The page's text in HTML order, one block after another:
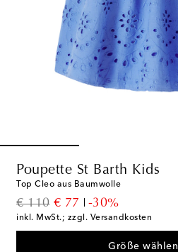
Poupette St Barth Kids
Top Cleo aus Baumwolle
€ 110
original price
€ 77
discount price
-30%
inkl. MwSt.; zzgl. Versandkosten
Größe wählen